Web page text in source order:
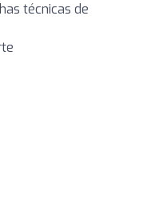
técnicas de